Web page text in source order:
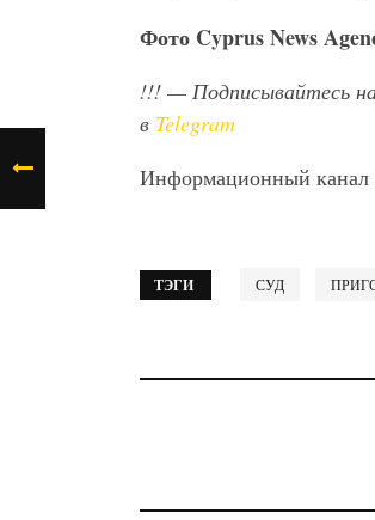
Фото CyprusNews
!!! — Подписывайтесь
в Telegram
Информационный
ТЭГИ СУД